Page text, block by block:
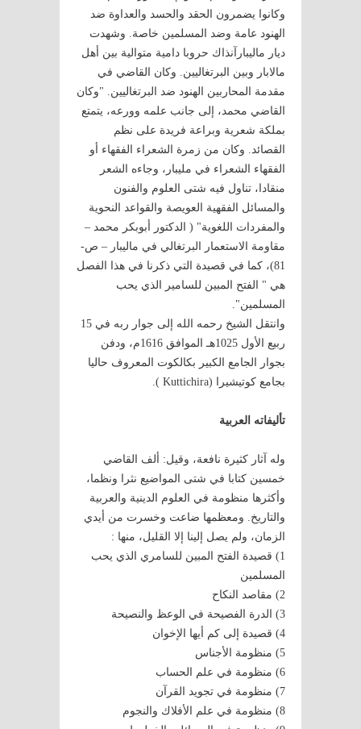
وكانوا يضمرون الحقد والحسد والعداوة ضد
الهنود عامة وضد المسلمين خاصة. وشهدت
ديار ماليبارآنذاك حروبا دامية متوالية بين أهل
مالابار وبين البرتغاليين. وكان القاضي في
مقدمة المحاربين الهنود ضد البرتغاليين. "وكان
القاضي محمد، إلى جانب علمه وورعه، يتمتع
بملكة شعرية وبراعة فريدة على نظم
القصائد. وكان من زمرة الشعراء الفقهاء أو
الفقهاء الشعراء في مليبار، وجاءه الشعر
منقادا، تناول فيه شتى العلوم والفنون
والمسائل الفقهية العويصة والقواعد النحوية
والمفردات اللغوية" ( الدكتور أبوبكر محمد –
مقاومة الاستعمار البرتغالي في ماليبار – ص-
81)، كما في قصيدة التي ذكرنا في هذا الفصل
هي " الفتح المبين للسامير الذي يحب
المسلمين".
وانتقل الشيخ رحمه الله إلى جوار ربه في 15
ربيع الأول 1025هـ الموافق 1616م، ودفن
بجوار الجامع الكبير بكالكوت المعروف حاليا
بجامع كوتيشيرا (Kuttichira ).
تأليفاته العربية
وله آثار كثيرة نافعة، وقيل: ألف القاضي
خمسين كتابا في شتى المواضيع نثرا ونظما،
وأكثرها منظومة في العلوم الدينية والعربية
والتاريخ. ومعظمها ضاعت وخسرت من أيدي
الزمان، ولم يصل إلينا إلا القليل، منها :
1) قصيدة الفتح المبين للسامري الذي يحب
المسلمين
2) مقاصد النكاح
3) الدرة الفصيحة في الوعظ والنصيحة
4) قصيدة إلى كم أيها الإخوان
5) منظومة الأجناس
6) منظومة في علم الحساب
7) منظومة في تجويد القرآن
8) منظومة في علم الأفلاك والنجوم